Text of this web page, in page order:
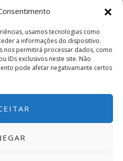
usamos tecnologias como
a informações do dispositivo.
nos permitirá processar dados, como
IDs exclusivos neste site. Não
pode afetar negativamante certos